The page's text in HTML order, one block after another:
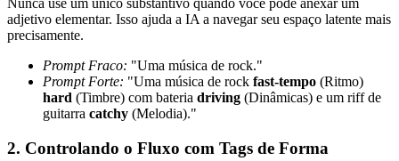
Nunca use um único substantivo quando você pode anexar um
adjetivo elementar. Isso ajuda a IA a navegar seu espaço latente mais
precisamente.
Prompt Fraco: "Uma música de rock."
Prompt Forte: "Uma música de rock fast-tempo (Ritmo)
hard (Timbre) com bateria driving (Dinâmicas) e um riff de
guitarra catchy (Melodia)."
2. Controlando o Fluxo com Tags de Forma